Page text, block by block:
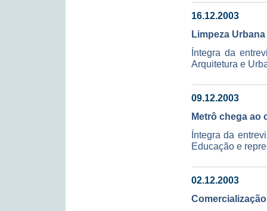
16.12.2003
Limpeza Urbana
Íntegra da
Arquitetura e
09.12.2003
Metrô chega ao
Íntegra da
Educação e
02.12.2003